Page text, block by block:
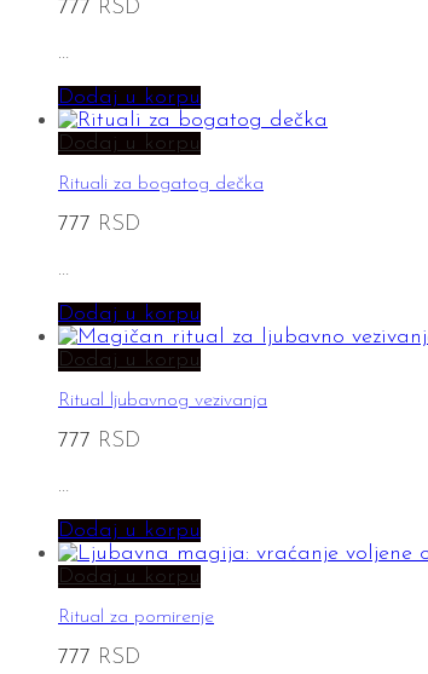
777 RSD
…
Dodaj u korpu
Dodaj u korpu
Rituali za bogatog dečka
777 RSD
…
Dodaj u korpu
Dodaj u korpu
Ritual ljubavnog vezivanja
777 RSD
…
Dodaj u korpu
Dodaj u korpu
Ritual za pomirenje
777 RSD